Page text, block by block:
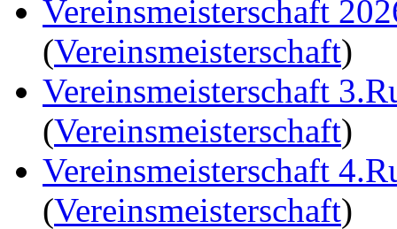
Vereinsmeisterschaft
(Vereinsmeisterschaft)
Vereinsmeisterschaft
(Vereinsmeisterschaft)
Vereinsmeisterschaft
(Vereinsmeisterschaft)